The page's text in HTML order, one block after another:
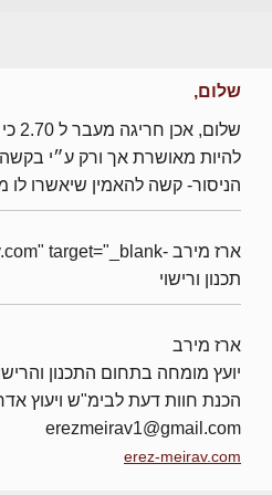
שלום,
להיות מאושרת אך ורק ע״י בקשה
הניסור- קשה להאמין שיאשרו לו
תכנון ורישוי
ארז מירב
יועץ מומחה בתחום התכנון
הכנת חוות דעת לבימ"ש ויעוץ
erezmeirav1@gmail.com
erez-meirav.com